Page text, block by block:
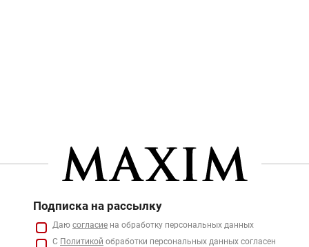
Подписка на рассылку
Даю согласие на обработку персональных данных
С Политикой обработки персональных данных согласен